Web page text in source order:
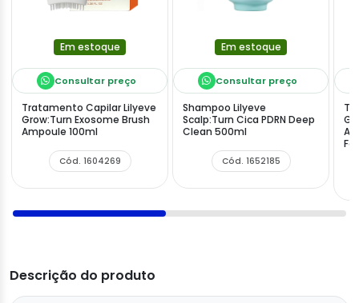
Em estoque
Consultar preço
Tratamento Capilar Lilyeve
Grow:Turn Exosome Brush
Ampoule 100ml
Cód. 1604269
Em estoque
Consultar preço
Shampoo Lilyeve
Scalp:Turn Cica PDRN Deep
Clean 500ml
Cód. 1652185
Descrição do produto